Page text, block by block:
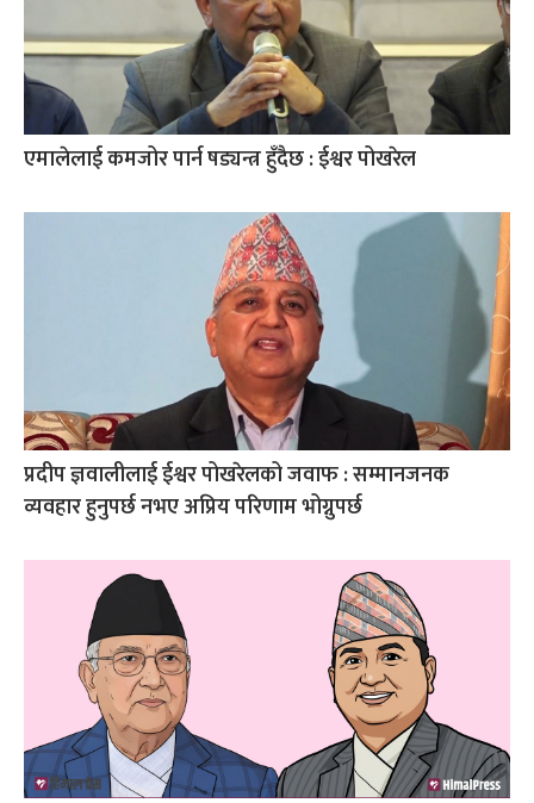
एमालेलाई कमजोर पार्न षड्यन्त्र हुँदैछ : ईश्वर पोखरेल
प्रदीप ज्ञवालीलाई ईश्वर पोखरेलको जवाफ : सम्मानजनक
व्यवहार हुनुपर्छ नभए अप्रिय परिणाम भोग्नुपर्छ